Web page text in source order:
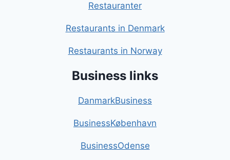
Restauranter
Restaurants in Denmark
Restaurants in Norway
Business links
DanmarkBusiness
BusinessKøbenhavn
BusinessOdense